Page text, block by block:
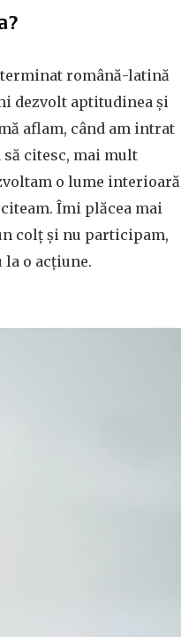
terminat română-latină
dezvolt aptitudinea și
aflam, când am intrat
citesc, mai mult
o lume interioară
Îmi plăcea mai
colț și nu participam,
o acțiune.